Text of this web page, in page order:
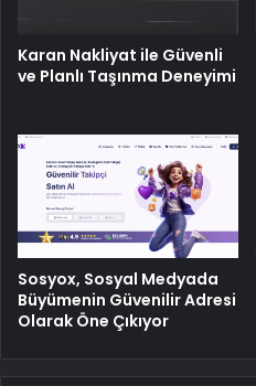
Karan Nakliyat ile Güvenli
ve Planlı Taşınma Deneyimi
Sosyox, Sosyal Medyada
Büyümenin Güvenilir Adresi
Olarak Öne Çıkıyor